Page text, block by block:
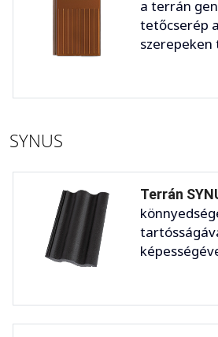
a terrán
tetőcserép
szerepeken
SYNUS
Terrán